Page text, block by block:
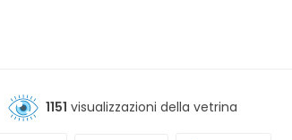
1151 visualizzazioni della vetrina